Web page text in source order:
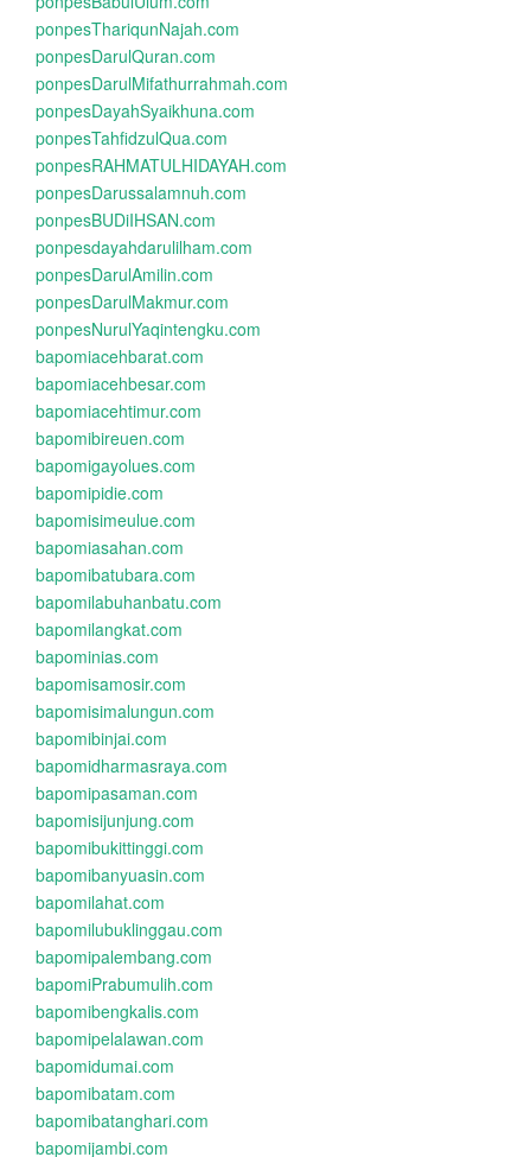
ponpesThariqunNajah.com
ponpesDarulQuran.com
ponpesDarulMifathurrahmah.com
ponpesDayahSyaikhuna.com
ponpesTahfidzulQua.com
ponpesRAHMATULHIDAYAH.com
ponpesDarussalamnuh.com
ponpesBUDiIHSAN.com
ponpesdayahdarulilham.com
ponpesDarulAmilin.com
ponpesDarulMakmur.com
ponpesNurulYaqintengku.com
bapomiacehbarat.com
bapomiacehbesar.com
bapomiacehtimur.com
bapomibireuen.com
bapomigayolues.com
bapomipidie.com
bapomisimeulue.com
bapomiasahan.com
bapomibatubara.com
bapomilabuhanbatu.com
bapomilangkat.com
bapominias.com
bapomisamosir.com
bapomisimalungun.com
bapomibinjai.com
bapomidharmasraya.com
bapomipasaman.com
bapomisijunjung.com
bapomibukittinggi.com
bapomibanyuasin.com
bapomilahat.com
bapomilubuklinggau.com
bapomipalembang.com
bapomiPrabumulih.com
bapomibengkalis.com
bapomipelalawan.com
bapomidumai.com
bapomibatam.com
bapomibatanghari.com
bapomijambi.com